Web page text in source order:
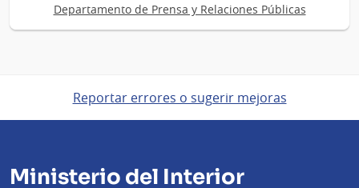
Departamento de Prensa y Relaciones Públicas
Reportar errores o sugerir mejoras
Ministerio del Interior